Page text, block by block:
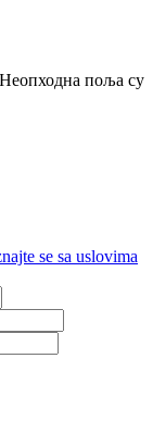
Неопходна поља су
se sa uslovima